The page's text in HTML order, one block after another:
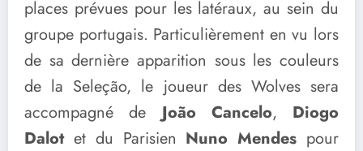
places prévues pour les latéraux, au sein du
groupe portugais. Particulièrement en vu lors
de sa dernière apparition sous les couleurs
de la Seleção, le joueur des Wolves sera
accompagné deJoão Cancelo, Diogo
Dalotet du Parisien Nuno Mendes pour